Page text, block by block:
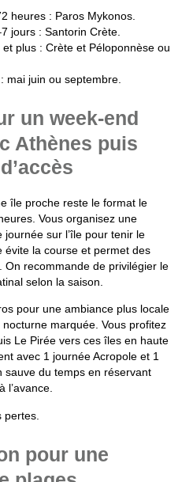
heures : Paros Mykonos.
jours : Santorin Crète.
plus : Crète et Péloponnèse ou
mai juin ou septembre.
un week-end
Athènes puis
île proche reste le format le
Vous organisez une
sur l’île pour tenir le
évite la course et permet des
On recommande de privilégier le
selon la saison.
pour une ambiance plus locale
marquée. Vous profitez
Le Pirée vers ces îles en haute
avec 1 journée Acropole et 1
sauve du temps en réservant
l’avance.
pour une